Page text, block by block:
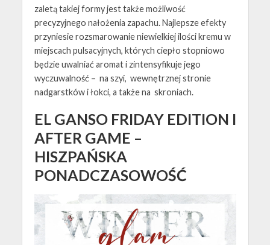
zaletą takiej formy jest także możliwość
precyzyjnego nałożenia zapachu. Najlepsze efekty
przyniesie rozsmarowanie niewielkiej ilości kremu w
miejscach pulsacyjnych, których ciepło stopniowo
będzie uwalniać aromat i zintensyfikuje jego
wyczuwalność – na szyi, wewnętrznej stronie
nadgarstków i łokci, a także na skroniach.
EL GANSO FRIDAY EDITION I
AFTER GAME –
HISZPAŃSKA
PONADCZASOWOŚĆ